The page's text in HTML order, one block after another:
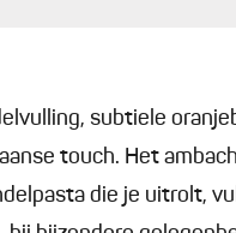
subtiele
touch. Het
die je uitrolt,